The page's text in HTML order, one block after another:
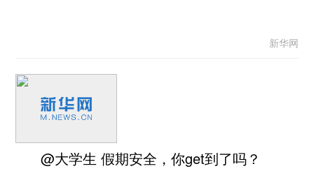
新华网
@大学生 假期安全，你get到了吗？